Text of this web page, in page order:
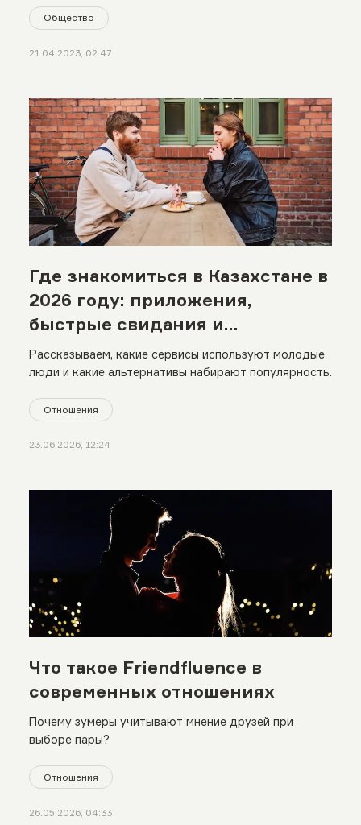
Общество
21.04.2023, 02:47
Где знакомиться в Казахстане в
2026 году: приложения,
быстрые свидания и
сообщества по интересам
Рассказываем, какие сервисы используют молодые
люди и какие альтернативы набирают популярность.
Отношения
23.06.2026, 12:24
Что такое Friendfluence в
современных отношениях
Почему зумеры учитывают мнение друзей при
выборе пары?
Отношения
26.05.2026, 04:33